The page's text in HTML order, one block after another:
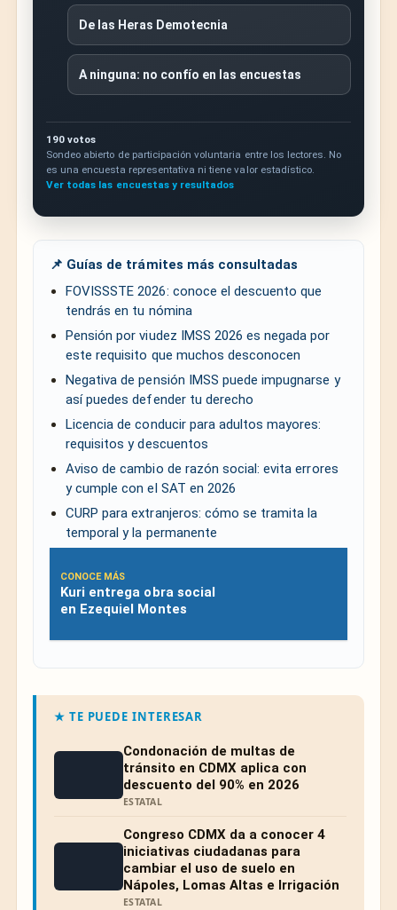
De las Heras Demotecnia
A ninguna: no confío en las encuestas
190 votos
Sondeo abierto de participación voluntaria entre los lectores. No
es una encuesta representativa ni tiene valor estadístico.
Ver todas las encuestas y resultados
📌 Guías de trámites más consultadas
FOVISSSTE 2026: conoce el descuento que
tendrás en tu nómina
Pensión por viudez IMSS 2026 es negada por
este requisito que muchos desconocen
Negativa de pensión IMSS puede impugnarse y
así puedes defender tu derecho
Licencia de conducir para adultos mayores:
requisitos y descuentos
Aviso de cambio de razón social: evita errores
y cumple con el SAT en 2026
CURP para extranjeros: cómo se tramita la
temporal y la permanente
CONOCE MÁS
Kuri entrega obra social
en Ezequiel Montes
★ TE PUEDE INTERESAR
Condonación de multas de
tránsito en CDMX aplica con
descuento del 90% en 2026
ESTATAL
Congreso CDMX da a conocer 4
iniciativas ciudadanas para
cambiar el uso de suelo en
Nápoles, Lomas Altas e Irrigación
ESTATAL